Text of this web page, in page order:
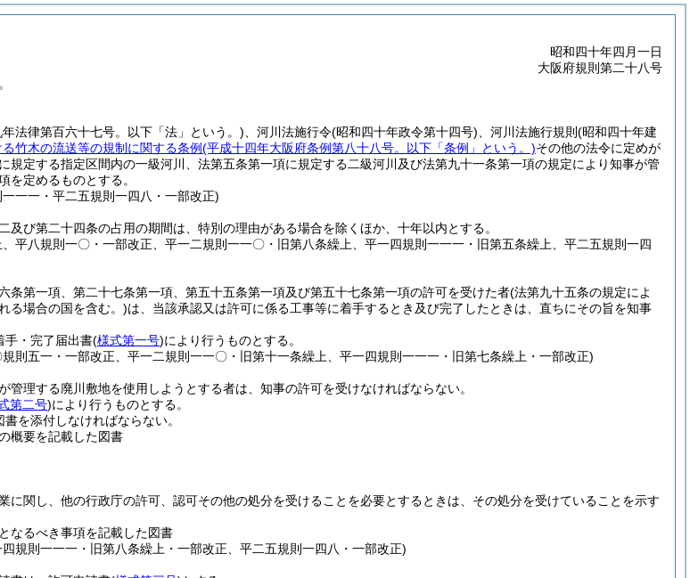
昭和四十年四月一日
大阪府規則第二十八号
法律第百六十七号。以下「法」という。) 、河川法施行令(昭和四十年政令第十四号) 、河川法施行規則 (昭和四十年建
竹木の流送等の規制に関する条例(平成十四年大阪府条例第八十八号。以下「条例」という。)その他の法令に定めが
規定する指定区間内の一級河川、法第五条第一項に規定する二級河川及び法第九十一条第一項の規定により知事が管
を定めるものとする。
一一・平二五規則一四八・一部改正)
及び第二十四条の占用の期間は、特別の理由がある場合を除くほか、十年以内とする。
平八規則一〇・一部改正、平一二規則一一〇・旧第八条繰上、平一四規則一一一・旧第五条繰上、平二五規則一四
条第一項、第二十七条第一項、第五十五条第一項及び第五十七条第一項の許可を受けた者(法第九十五条の規定によ
る場合の国を含む。)は、当該承認又は許可に係る工事等に着手するとき及び完了したときは、直ちにその旨を知事
手・完了届出書(様式第一号)により行うものとする。
則五一・一部改正、平一二規則一一〇・旧第十一条繰上、平一四規則一一一・旧第七条繰上・一部改正)
管理する廃川敷地を使用しようとする者は、知事の許可を受けなければならない。
第二号)により行うものとする。
を添付しなければならない。
概要を記載した図書
に関し、他の行政庁の許可、認可その他の処分を受けることを必要とするときは、その処分を受けていることを示す
なるべき事項を記載した図書
規則一一一・旧第八条繰上・一部改正、平二五規則一四八・一部改正)